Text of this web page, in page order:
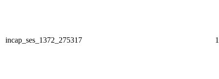
incap_ses_1372_275317